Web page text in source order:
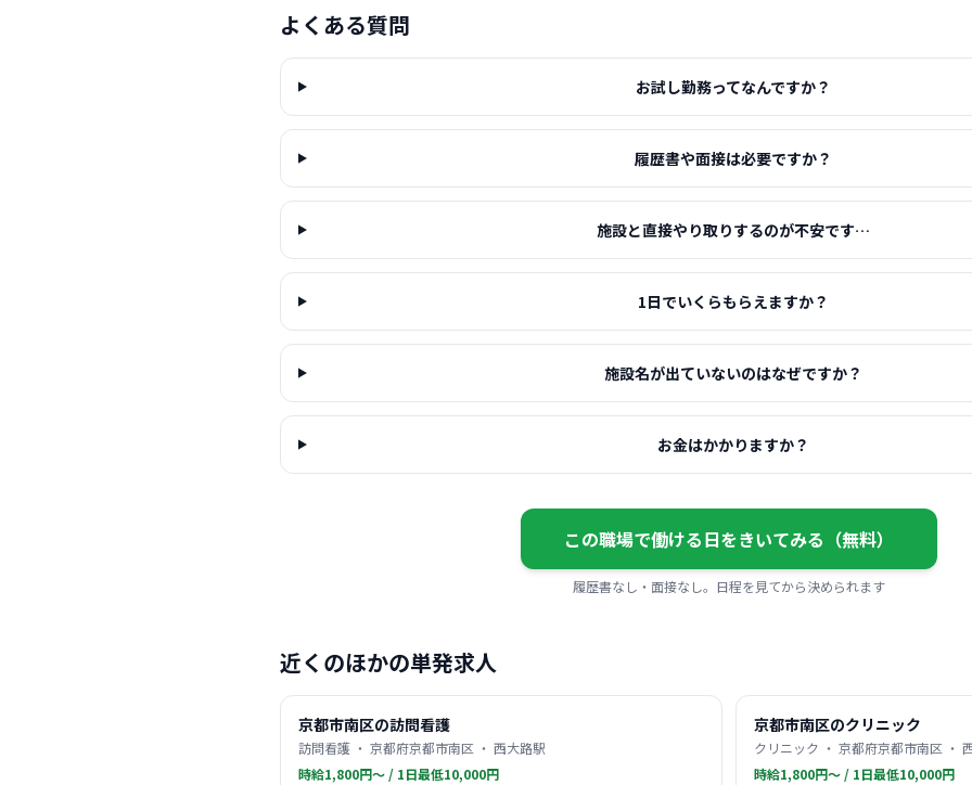
よくある質問
お試し勤務ってなんですか？
履歴書や面接は必要ですか？
施設と直接やり取りするのが不安です…
1日でいくらもらえますか？
施設名が出ていないのはなぜですか？
お金はかかりますか？
この職場で働ける日をきいてみる（無料）
履歴書なし・面接なし。日程を見てから決められます
近くのほかの単発求人
京都市南区の訪問看護
訪問看護 ・ 京都府京都市南区 ・ 西大路駅
時給1,800円〜 / 1日最低10,000円
京都市南区のクリニック
クリニック ・ 京都府京都市南区 ・
時給1,800円〜 / 1日最低10,000円